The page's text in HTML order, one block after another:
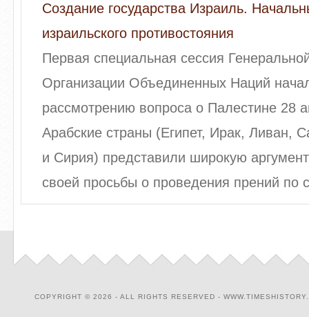
Создание государства Израиль.
израильского противостояния
Первая специальная сессия
Организации Объединенных Наций
рассмотрению вопроса о Палестине 28
Арабские страны (Египет, Ирак, Ливан,
и Сирия) представили широкую
своей просьбы о проведения прений по
COPYRIGHT © 2026 - ALL RIGHTS RESERVED -